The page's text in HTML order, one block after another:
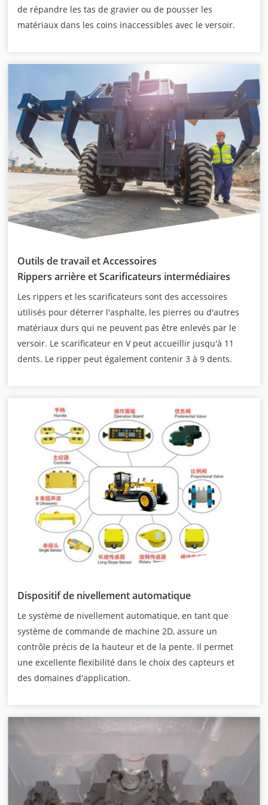
de répandre les tas de gravier ou de pousser les
matériaux dans les coins inaccessibles avec le versoir.
Outils de travail et Accessoires
Rippers arrière et Scarificateurs intermédiaires
Les rippers et les scarificateurs sont des accessoires
utilisés pour déterrer l'asphalte, les pierres ou d'autres
matériaux durs qui ne peuvent pas être enlevés par le
versoir. Le scarificateur en V peut accueillir jusqu'à 11
dents. Le ripper peut également contenir 3 à 9 dents.
Dispositif de nivellement automatique
Le système de nivellement automatique, en tant que
système de commande de machine 2D, assure un
contrôle précis de la hauteur et de la pente. Il permet
une excellente flexibilité dans le choix des capteurs et
des domaines d'application.